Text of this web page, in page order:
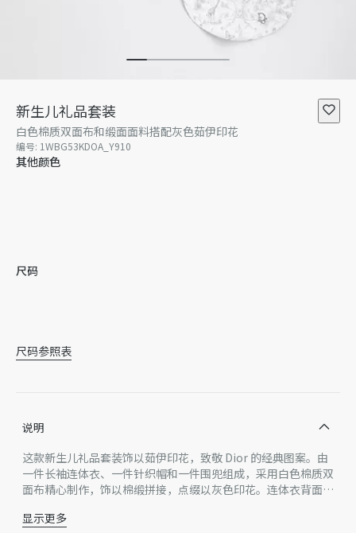
新生儿礼品套装
白色棉质双面布和缎面面料搭配灰色茹伊印花
编号: 1WBG53KDOA_Y910
其他颜色
尺码
尺码参照表
说明
这款新生儿礼品套装饰以茹伊印花，致敬 Dior 的经典图案。由
一件长袖连体衣、一件针织帽和一件围兜组成，采用白色棉质双
面布精心制作，饰以棉缎拼接，点缀以灰色印花。连体衣背面和
以 Dior 刺绣，是新生儿礼品的理想之选。
显示更多